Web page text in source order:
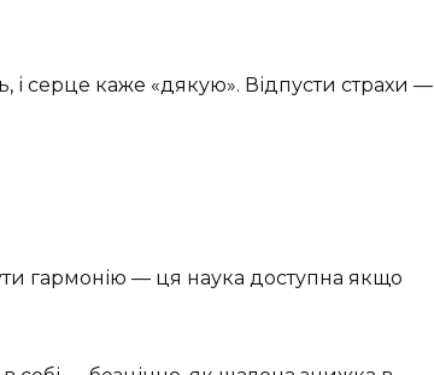
і серце каже «дякую». Відпусти страхи —
гармонію — ця наука доступна якщо